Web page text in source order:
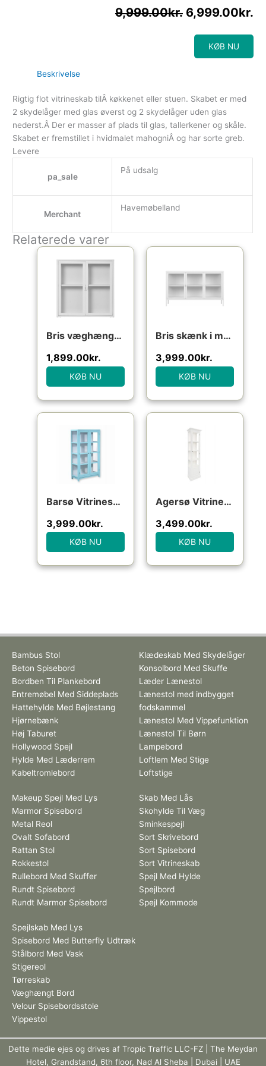
9,999.00kr. 6,999.00kr.
KØB NU
Beskrivelse
Rigtig flot vitrineskab tilÂ køkkenet eller stuen. Skabet er med
2 skydelåger med glas øverst og 2 skydelåger uden glas
nederst.Â Der er masser af plads til glas, tallerkener og skåle.
Skabet er fremstillet i hvidmalet mahogniÂ og har sorte greb.
Levere
pa_sale
På udsalg
Merchant
Havemøbelland
Relaterede varer
Bris væghængt vitrineskab i metal og glas H80 x B80 x D18 cm – Hvid/Klar
1,899.00kr.
KØB NU
Bris skænk i metal og glas H85 x B140 x D40 cm – Hvid/Klar
3,999.00kr.
KØB NU
Barsø Vitrineskab – 160x90x40 cm Pastelblå/Hvid
Den oprindelige pris var: 5,999.00kr..
3,999.00kr.
Den aktuelle pris er: 3,999.00kr..
KØB NU
Agersø Vitrineskab – 205x55x36 cm Hvid
Den oprindelige pris
3,499.00kr.
Den
KØB NU
Bambus Stol
Beton Spisebord
Bordben Til Plankebord
Entremøbel Med Siddeplads
Hattehylde Med Bøjlestang
Hjørnebænk
Høj Taburet
Hollywood Spejl
Hylde Med Læderrem
Kabeltromlebord
Klædeskab Med Skydelåger
Konsolbord Med Skuffe
Læder Lænestol
Lænestol med indbygget
fodskammel
Lænestol Med Vippefunktion
Lænestol Til Børn
Lampebord
Loftlem Med Stige
Loftstige
Makeup Spejl Med Lys
Marmor Spisebord
Metal Reol
Ovalt Sofabord
Rattan Stol
Rokkestol
Rullebord Med Skuffer
Rundt Spisebord
Rundt Marmor Spisebord
Skab Med Lås
Skohylde Til Væg
Sminkespejl
Sort Skrivebord
Sort Spisebord
Sort Vitrineskab
Spejl Med Hylde
Spejlbord
Spejl Kommode
Spejlskab Med Lys
Spisebord Med Butterfly Udtræk
Stålbord Med Vask
Stigereol
Tørreskab
Væghængt Bord
Velour Spisebordsstole
Vippestol
Dette medie ejes og drives af Tropic Traffic LLC-FZ | The Meydan
Hotel, Grandstand, 6th floor, Nad Al Sheba | Dubai | UAE